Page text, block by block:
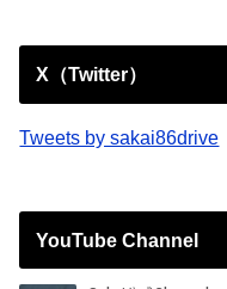
X（Twitter）
Tweets by sakai86drive
YouTube Channel